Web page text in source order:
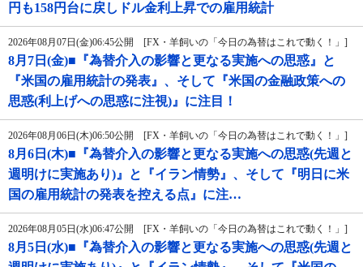
円も158円台に戻しドル金利上昇での雇用統計
2026年08月07日(金)06:45公開 [FX・羊飼いの「今日の為替はこれで動く！」]
8月7日(金)■『為替介入の影響と更なる実施への思惑』と
『米国の雇用統計の発表』、そして『米国の金融政策への
思惑(利上げへの思惑に注視)』に注目！
2026年08月06日(木)06:50公開 [FX・羊飼いの「今日の為替はこれで動く！」]
8月6日(木)■『為替介入の影響と更なる実施への思惑(先週と
週明けに実施あり)』と『イラン情勢』、そして『明日に米
国の雇用統計の発表を控える点』に注…
2026年08月05日(水)06:47公開 [FX・羊飼いの「今日の為替はこれで動く！」]
8月5日(水)■『為替介入の影響と更なる実施への思惑(先週と